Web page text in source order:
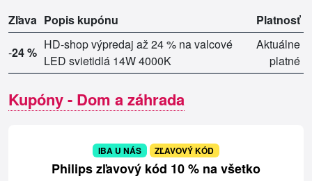
Zľava Popis kupónu Platnosť
-24 %
HD-shop výpredaj až 24 % na valcové
LED svietidlá 14W 4000K
Aktuálne
platné
Kupóny - Dom a záhrada
IBA U NÁS ZĽAVOVÝ KÓD
Philips zľavový kód 10 % na všetko